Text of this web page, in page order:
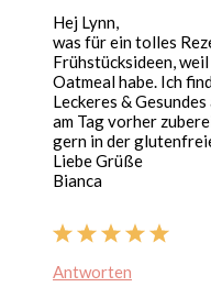
Hej Lynn,
was für ein tolles
Frühstücksideen,
Oatmeal habe. Ich
Leckeres &
am Tag vorher
gern in der
Liebe Grüße
Bianca
Antworten